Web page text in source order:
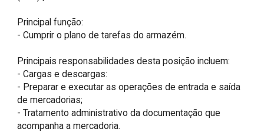
Principal função:
- Cumprir o plano de tarefas do armazém.
Principais responsabilidades desta posição incluem:
- Cargas e descargas:
- Preparar e executar as operações de entrada e saída
de mercadorias;
- Tratamento administrativo da documentação que
acompanha a mercadoria.